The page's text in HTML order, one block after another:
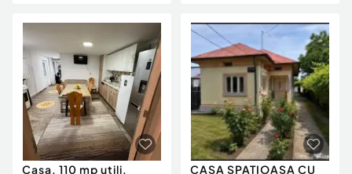
Casa, 110 mp utili,
CASA SPATIOASA CU